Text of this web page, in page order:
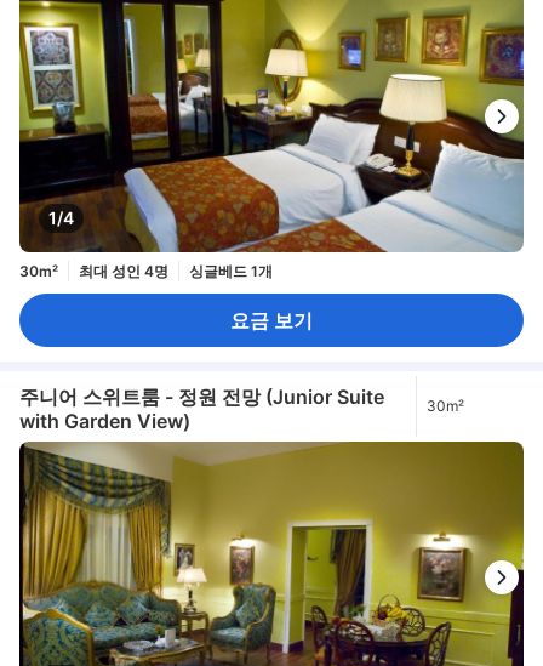
1/4
30m² 최대 성인 4명 싱글베드 1개
요금 보기
주니어 스위트룸 - 정원 전망 (Junior Suite
with Garden View)
30m²